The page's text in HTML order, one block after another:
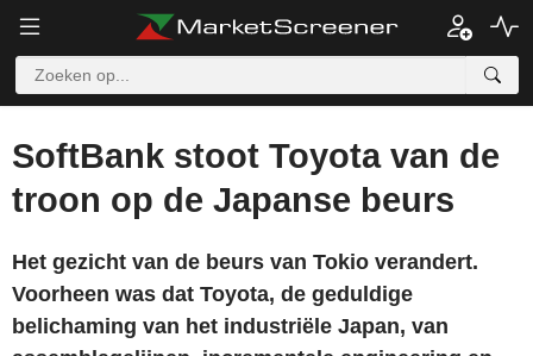
SoftBank stoot Toyota van de
troon op de Japanse beurs
Het gezicht van de beurs van Tokio verandert.
Voorheen was dat Toyota, de geduldige
belichaming van het industriële Japan, van